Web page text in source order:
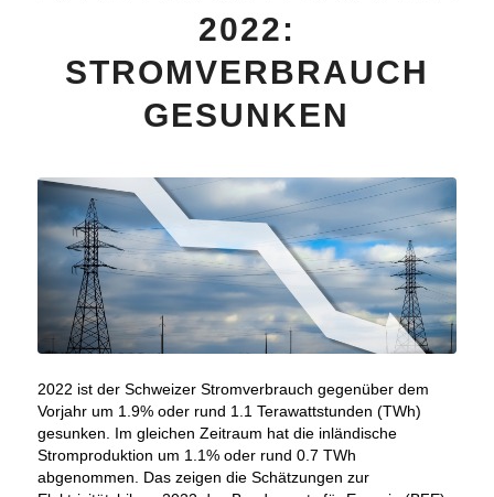
2022:
STROMVERBRAUCH
GESUNKEN
2022 ist der Schweizer Stromverbrauch gegenüber dem
Vorjahr um 1.9% oder rund 1.1 Terawattstunden (TWh)
gesunken. Im gleichen Zeitraum hat die inländische
Stromproduktion um 1.1% oder rund 0.7 TWh
abgenommen. Das zeigen die Schätzungen zur